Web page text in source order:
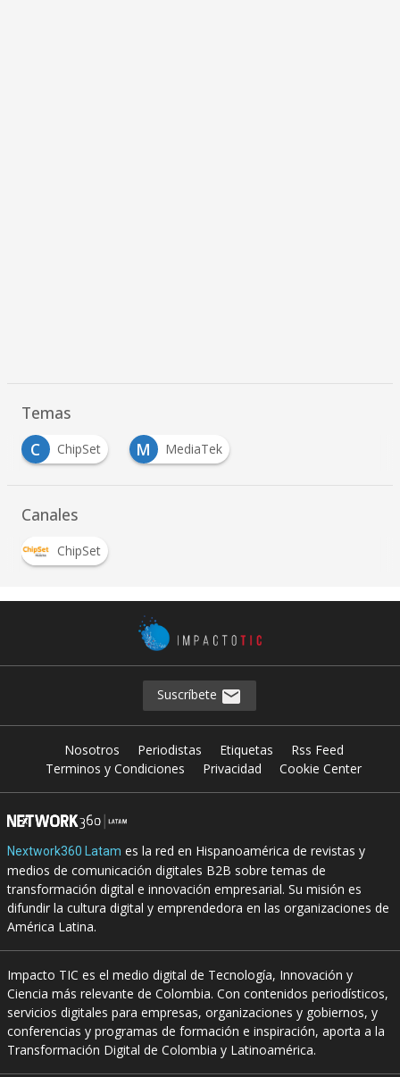
Temas
C
ChipSet M MediaTek
Canales
ChipSet
Suscríbete
Nosotros Periodistas Etiquetas
Rss Feed
Terminos y Condiciones
Privacidad Cookie Center
Nextwork360 Latam es la red en Hispanoamérica de revistas y
medios de comunicación digitales B2B sobre temas de
transformación digital e innovación empresarial. Su misión es
difundir la cultura digital y emprendedora en las organizaciones de
América Latina.
Impacto TIC es el medio digital de Tecnología, Innovación y
Ciencia más relevante de Colombia. Con contenidos periodísticos,
servicios digitales para empresas, organizaciones y gobiernos, y
conferencias y programas de formación e inspiración, aporta a la
Transformación Digital de Colombia y Latinoamérica.